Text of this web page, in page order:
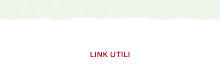
LINK UTILI